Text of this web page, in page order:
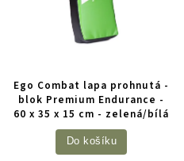
Ego Combat lapa prohnutá -
blok Premium Endurance -
60 x 35 x 15 cm - zelená/bílá
Do košíku